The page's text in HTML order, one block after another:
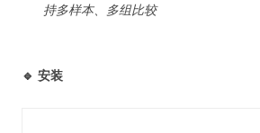
持多样本、多组比较
🔹 安装